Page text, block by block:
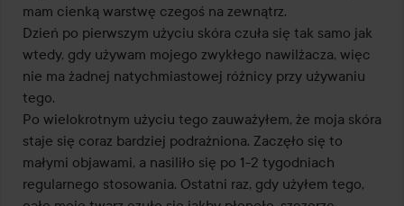
mam cienką warstwę czegoś na zewnątrz.
Dzień po pierwszym użyciu skóra czuła się tak samo jak
wtedy, gdy używam mojego zwykłego nawilżacza, więc
nie ma żadnej natychmiastowej różnicy przy używaniu
tego.
Po wielokrotnym użyciu tego zauważyłem, że moja skóra
staje się coraz bardziej podrażniona. Zaczęło się to
małymi objawami, a nasiliło się po 1-2 tygodniach
regularnego stosowania. Ostatni raz, gdy użyłem tego,